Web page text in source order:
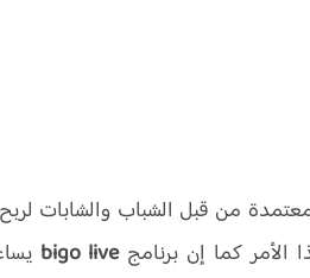
من قبل الشباب والشابات
الأمر كما إن برنامجbigo live